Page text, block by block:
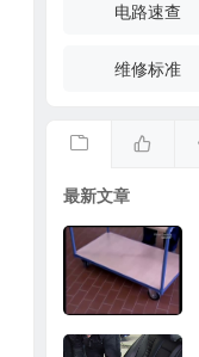
电路速查
维修标准
最新文章